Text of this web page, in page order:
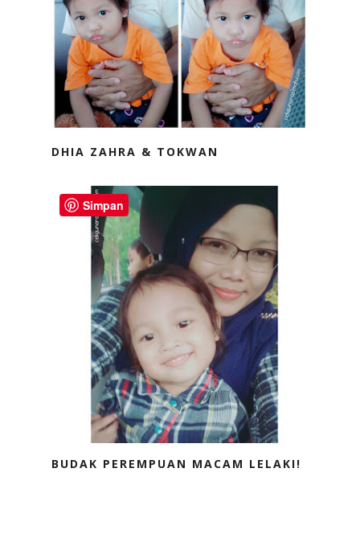
DHIA ZAHRA & TOKWAN
BUDAK PEREMPUAN MACAM LELAKI!
Simpan